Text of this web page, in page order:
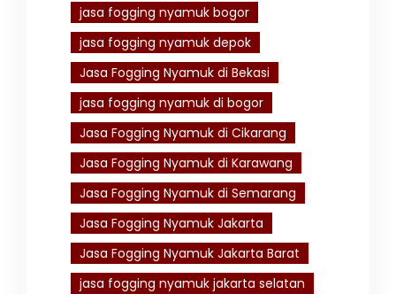
jasa fogging nyamuk bogor
jasa fogging nyamuk depok
Jasa Fogging Nyamuk di Bekasi
jasa fogging nyamuk di bogor
Jasa Fogging Nyamuk di Cikarang
Jasa Fogging Nyamuk di Karawang
Jasa Fogging Nyamuk di Semarang
Jasa Fogging Nyamuk Jakarta
Jasa Fogging Nyamuk Jakarta Barat
jasa fogging nyamuk jakarta selatan